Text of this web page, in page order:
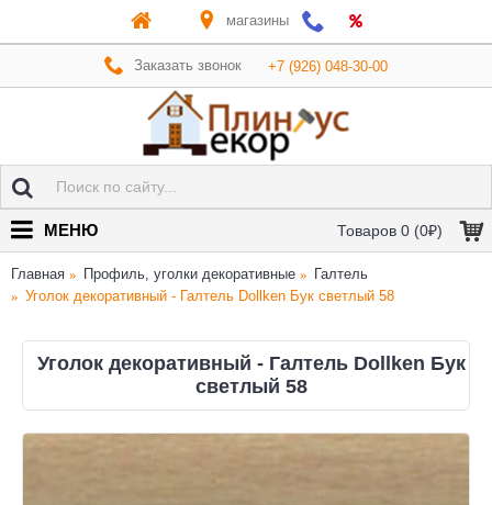
магазины
Заказать звонок +7 (926) 048-30-00
Товаров 0 (0₽)
МЕНЮ
Главная Профиль, уголки декоративные
Галтель
Уголок декоративный - Галтель Dollken Бук светлый 58
Уголок декоративный - Галтель Dollken Бук
светлый 58